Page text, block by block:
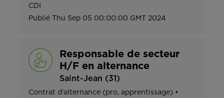
CDI
Publié Thu Sep 05 00:00:00 GMT 2024
Responsable de secteur
H/F en alternance
Saint-Jean (31)
Contrat d'alternance (pro, apprentissage) •